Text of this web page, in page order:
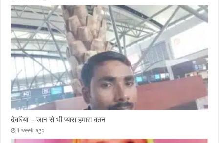
देवरिया – जान से भी प्यारा हमारा वतन
1 week ago